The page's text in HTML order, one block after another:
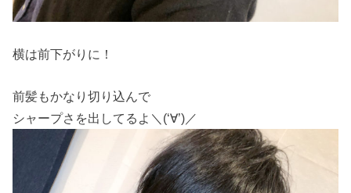
横は前下がりに！
前髪もかなり切り込んで
シャープさを出してるよ＼(‘∀’)／